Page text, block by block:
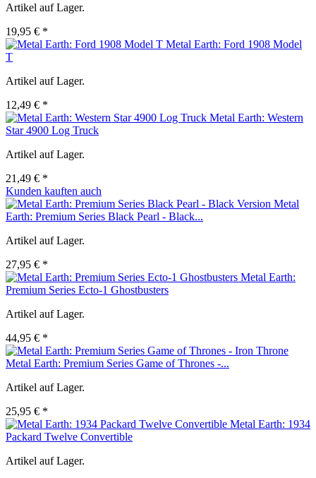
Artikel auf Lager.
19,95 € *
Metal Earth: Ford 1908 Model
T
Artikel auf Lager.
12,49 € *
Metal Earth: Western
Star 4900 Log Truck
Artikel auf Lager.
21,49 € *
Kunden kauften auch
Metal
Earth: Premium Series Black Pearl - Black...
Artikel auf Lager.
27,95 € *
Metal Earth:
Premium Series Ecto-1 Ghostbusters
Artikel auf Lager.
44,95 € *
Metal Earth: Premium Series Game of Thrones -...
Artikel auf Lager.
25,95 € *
Metal Earth: 1934
Packard Twelve Convertible
Artikel auf Lager.